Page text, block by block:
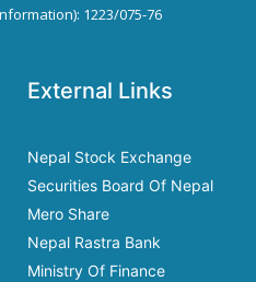
1223/075-76
External Links
Nepal Stock Exchange
Securities Board Of Nepal
Mero Share
Nepal Rastra Bank
Ministry Of Finance